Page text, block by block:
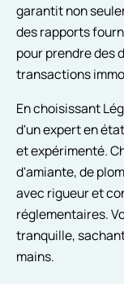
garantit non
des rapports
pour prendre des
transactions
En choisissant
d'un expert en
et expérimenté.
d'amiante, de
avec rigueur et
réglementaires.
tranquille,
mains.